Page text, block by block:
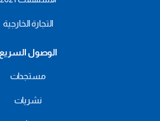
التجارة الخارجية
الوصول السريع
مستجدات
نشريات